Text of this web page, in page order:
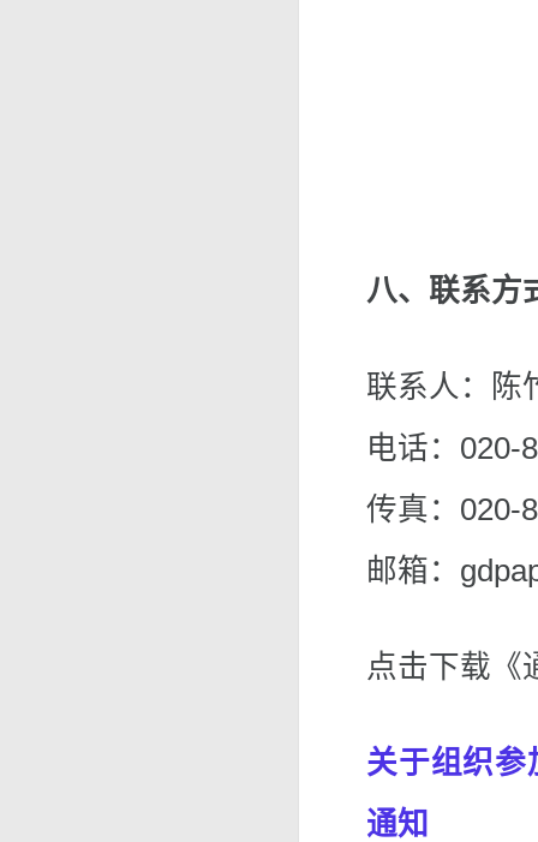
八、联系方
联系人：
电话：020-
传真：020-
邮箱：
点击下载《
关于组织参
通知